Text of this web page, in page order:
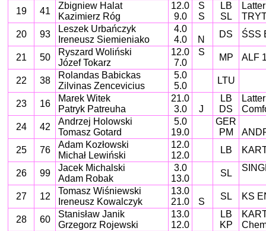
19 41
Zbigniew Halat
Kazimierz Róg
12.0
9.0
S
S
LB
SL
20
93
Leszek Urbańczyk
Ireneusz Siemieniako
4.0
4.0
N
DS ŚSS
21 50
Ryszard Woliński
Józef Tokarz
12.0
7.0
S
MP ALF
22 38
Rolandas Babickas
Zilvinas Zencevicius
5.0
5.0
LTU
23 16
Marek Witek
Patryk Patreuha
21.0
3.0
J
LB
DS
24
42
Andrzej Holowski
Tomasz Gotard
5.0
19.0
GER
PM
25
76
Adam Kozłowski
Michał Lewiński
12.0
12.0
LB
26 99
Jacek Michalski
Adam Robak
3.0
13.0
SL
27 12
Tomasz Wiśniewski
Ireneusz Kowalczyk
13.0
21.0
S
SL KS
28 60
Stanisław Janik
Grzegorz Rojewski
13.0
12.0
LB
KP